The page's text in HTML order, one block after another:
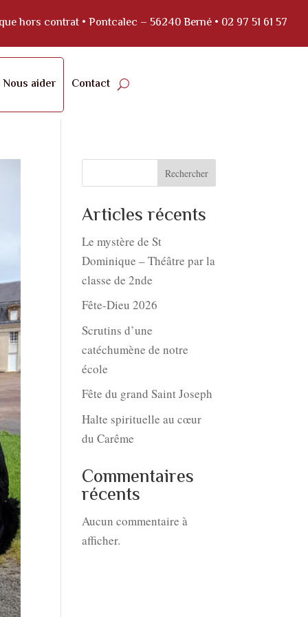
hors contrat • Pontcalec – 56240 Berné • 02 97 51 61 57
Nous aider Contact
Rechercher
Articles récents
Le mystère de St
Dominique – Théâtre par la
classe de 2nde
Fête-Dieu 2026
Scrutins d’une
catéchumène de notre
école
Fête du grand Saint Joseph
Halte spirituelle au cœur
du Carême
Commentaires
récents
Aucun commentaire à
afficher.